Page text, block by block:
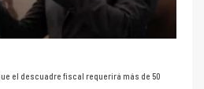
el descuadre fiscal requerirá más de 50